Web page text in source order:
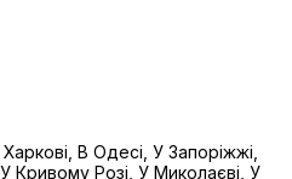
В Одесі, У Запоріжжі,
Кривому Розі, У Миколаєві, У